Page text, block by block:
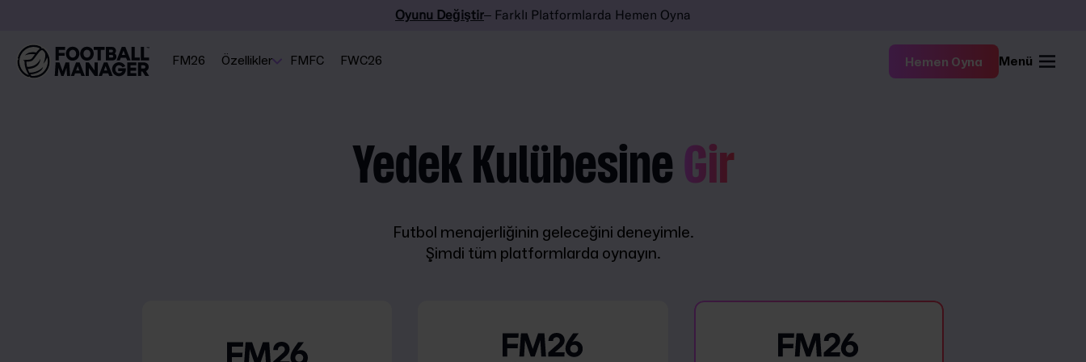
Oyunu Değiştir– Farklı Platformlarda Hemen Oyna
FM26 Özellikler FMFC FWC26 Hemen Oyna Menü
Yedek Kulübesine Gir
Futbol menajerliğinin geleceğini deneyimle.
Şimdi tüm platformlarda oynayın.